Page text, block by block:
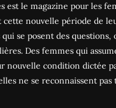
est le magazine pour les
cette nouvelle période de
se posent des questions,
Des femmes qui
nouvelle condition dictée
ne se reconnaissent pas